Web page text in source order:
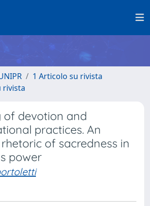
1 Articolo su rivista
rivista
of devotion and
practices. An
of sacredness in
power